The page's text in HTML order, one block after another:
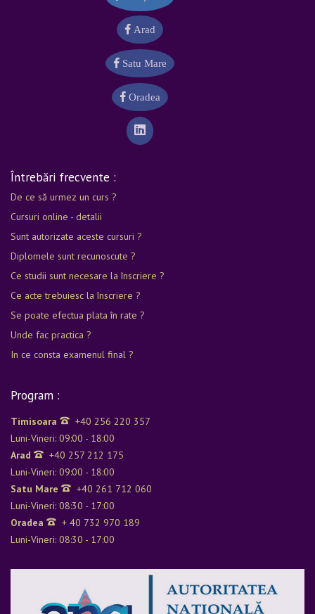
Arad
Satu Mare
Oradea
Întrebări frecvente :
De ce să urmez un curs ?
Cursuri online - detalii
Sunt autorizate aceste cursuri ?
Diplomele sunt recunoscute ?
Ce studii sunt necesare la înscriere ?
Ce acte trebuiesc la înscriere ?
Se poate efectua plata în rate ?
Unde fac practica ?
In ce consta examenul final ?
Program :
Timisoara
+40 256 220 357
Luni-Vineri: 09:00 - 18:00
Arad
+40 257 212 175
Luni-Vineri: 09:00 - 18:00
Satu Mare
+40 261 712 060
Luni-Vineri: 08:30 - 17:00
Oradea
+ 40 732 970 189
Luni-Vineri: 08:30 - 17:00